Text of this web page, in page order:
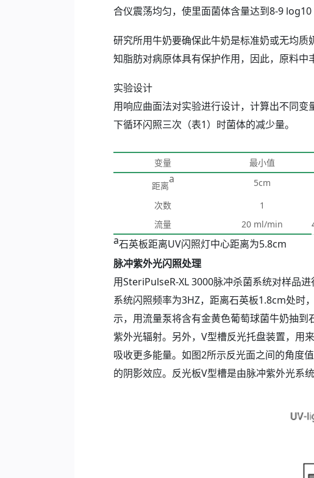
合仪震荡均匀，使里面菌体含量达到8-9 log10
研究所用牛奶要确保此牛奶是标准奶或无均
知脂肪对病原体具有保护作用，因此，原料中
实验设计
用响应曲面法对实验进行设计，计算出不同
下循环闪照三次（表1）时菌体的减少量。
变量 最小值
距离
a 5cm
次数
1
流量
20 ml/min
a石英板距离UV闪照灯中心距离为5.8cm
脉冲紫外光闪照处理
用SteriPulseR-XL 3000脉冲杀菌系统对样品
系统闪照频率为3HZ，距离石英板1.8cm处时
示，用流量泵将含有金黄色葡萄球菌牛奶抽
紫外光辐射。另外，V型槽反光托盘装置，用
吸收更多能量。如图2所示反光面之间的角度
的阴影效应。反光板V型槽是由脉冲紫外光系